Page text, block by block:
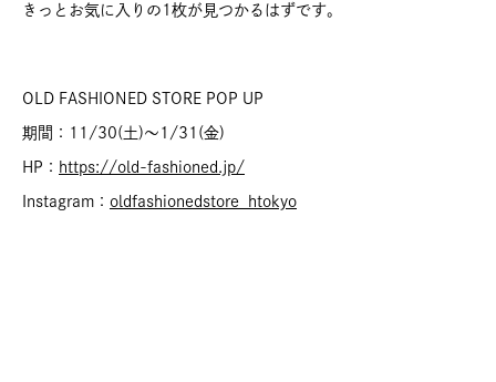
きっとお気に入りの1枚が見つかるはずです。
OLD FASHIONED STORE POP UP
期間：11/30(土)～1/31(金)
HP： https://old-fashioned.jp/
Instagram： oldfashionedstore_htokyo